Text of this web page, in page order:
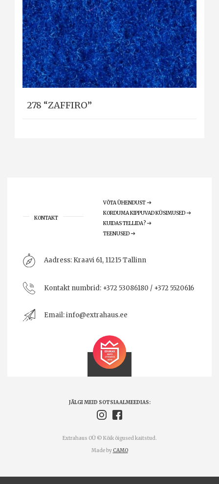
278 “ZAFFIRO”
KONTAKT
VÕTA ÜHENDUST
KORDUMA KIPPUVAD KÜSIMUSED
KUIDAS TELLIDA?
TEENUSED
Aadress: Kraavi 61, 11215 Tallinn
Kontakt numbrid: +372 53086180 / +372 5520616
Email:info@extrahaus.ee
Extrahaus OÜ © Kõik õigused kaitstud.
JÄLGI MEID SOTSIAALMEEDIAS:
Made by CAMO